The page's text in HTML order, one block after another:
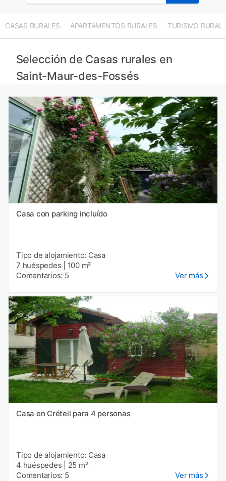
CASAS RURALES APARTAMENTOS RURALES TURISMO RURAL
Selección de Casas rurales en
Saint-Maur-des-Fossés
Casa con parking incluído
Tipo de alojamiento: Casa
7 huéspedes
100 m²
Comentarios: 5
Ver más
Casa en Créteil para 4 personas
Tipo de alojamiento: Casa
4 huéspedes
25 m²
Comentarios: 5
Ver más